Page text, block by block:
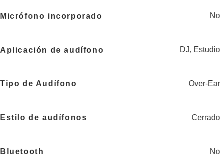
Micrófono incorporado No
Aplicación de audífono DJ, Estudio
Tipo de Audífono Over-Ear
Estilo de audífonos Cerrado
Bluetooth No